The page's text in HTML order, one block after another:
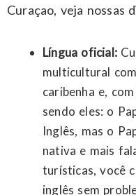
Curaçao, veja nossas
Língua oficial:
multicultural
caribenha e,
sendo eles: o
Inglês, mas o
nativa e mais
turísticas, você
inglês sem